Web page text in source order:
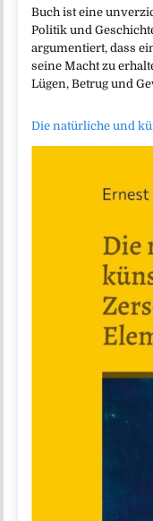
Buch ist eine
Politik und
argumentiert, dass
seine Macht zu
Lügen, Betrug und
Die natürliche und